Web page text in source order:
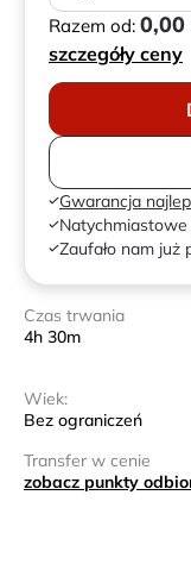
Razem od: 0,00
szczegóły ceny
Gwarancja
Zaufało nam już
Czas trwania
4h 30m
Wiek:
Bez ograniczeń
Transfer w cenie
zobacz punkty